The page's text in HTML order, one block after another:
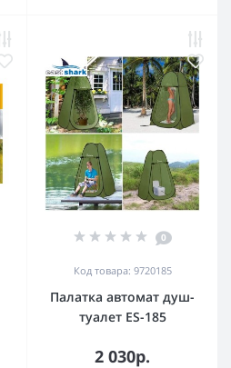
0
Код товара: 9720185
Палатка автомат душ-
туалет ES-185
2 030р.